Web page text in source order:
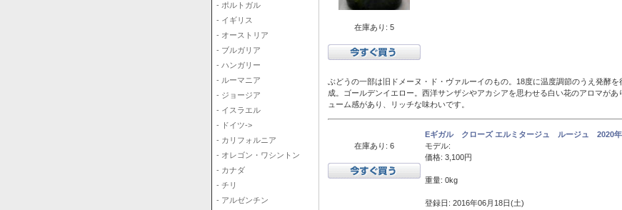
- ポルトガル
- イギリス
- オーストリア
- ブルガリア
- ハンガリー
- ルーマニア
- ジョージア
- イスラエル
- ドイツ->
- カリフォルニア
- オレゴン・ワシントン
- カナダ
- チリ
- アルゼンチン
在庫あり: 5
ぶどうの一部は旧ドメーヌ・ド・ヴァルーイのもの。18度に温度調節のうえ発酵
成。ゴールデンイエロー。西洋サンザシやアカシアを思わせる白い花のアロマがあ
ューム感があり、リッチな味わいです。
在庫あり: 6
Eギガル クローズ エルミタージュ ルージュ 2020年
モデル:
価格: 3,100円
重量: 0kg
登録日: 2016年06月18日(土)